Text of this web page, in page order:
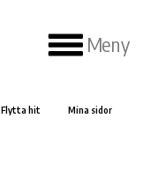
Meny
Flytta hit Mina sidor